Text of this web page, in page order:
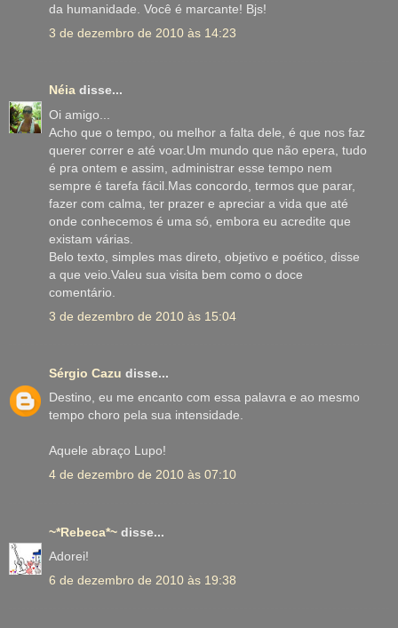
da humanidade. Você é marcante! Bjs!
3 de dezembro de 2010 às 14:23
Néia disse...
Oi amigo...
Acho que o tempo, ou melhor a falta dele, é que nos faz
querer correr e até voar.Um mundo que não epera, tudo
é pra ontem e assim, administrar esse tempo nem
sempre é tarefa fácil.Mas concordo, termos que parar,
fazer com calma, ter prazer e apreciar a vida que até
onde conhecemos é uma só, embora eu acredite que
existam várias.
Belo texto, simples mas direto, objetivo e poético, disse
a que veio.Valeu sua visita bem como o doce
comentário.
3 de dezembro de 2010 às 15:04
Sérgio Cazu disse...
Destino, eu me encanto com essa palavra e ao mesmo
tempo choro pela sua intensidade.
Aquele abraço Lupo!
4 de dezembro de 2010 às 07:10
~*Rebeca*~ disse...
Adorei!
6 de dezembro de 2010 às 19:38